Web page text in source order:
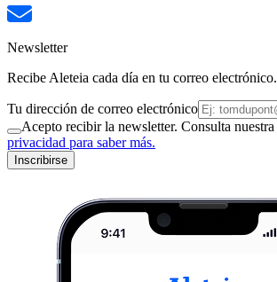
Newsletter
Recibe Aleteia cada día en tu correo electrónico.
Tu dirección de correo electrónico
Acepto recibir la newsletter. Consulta nuestra
privacidad para saber más.
Inscribirse